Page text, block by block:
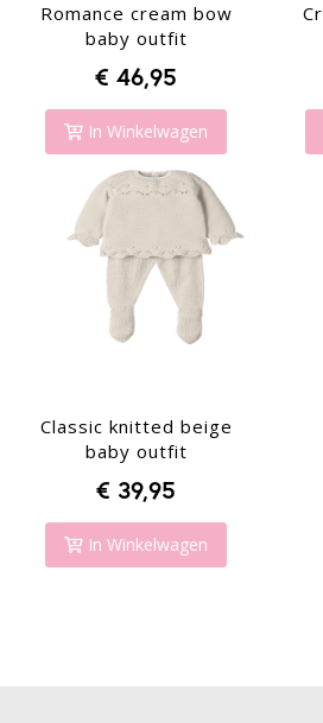
Romance cream bow
baby outfit
€ 46,95
In Winkelwagen
Classic knitted beige
baby outfit
€ 39,95
In Winkelwagen